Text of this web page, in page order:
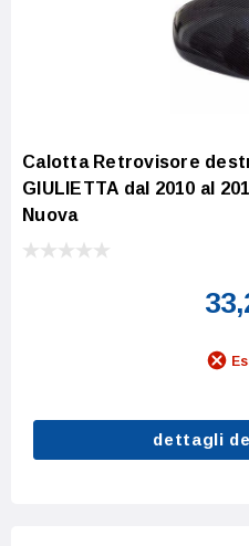
Calotta Retrovisore
GIULIETTA dal 2010 al
Nuova
dettagli